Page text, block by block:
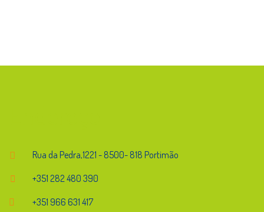
Rua da Pedra,1221 - 8500- 818 Portimão
+351 282 480 390
+351 966 631 417